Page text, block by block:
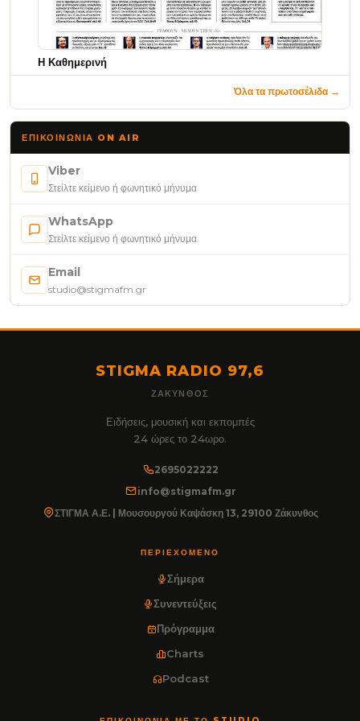
Η Καθημερινή
Όλα τα πρωτοσέλιδα →
ΕΠΙΚΟΙΝΩΝΊΑ ON AIR
Viber
Στείλτε κείμενο ή φωνητικό μήνυμα
WhatsApp
Στείλτε κείμενο ή φωνητικό μήνυμα
Email
studio@stigmafm.gr
STIGMA RADIO 97,6
ΖΆΚΥΝΘΟΣ
Ειδήσεις, μουσική και εκπομπές
24 ώρες το 24ωρο.
2695022222
info@stigmafm.gr
ΣΤΙΓΜΑ Α.Ε. | Μουσουργού Καψάσκη 13, 29100 Ζάκυνθος
ΠΕΡΙΕΧΌΜΕΝΟ
Σήμερα
Συνεντεύξεις
Πρόγραμμα
Charts
Podcast